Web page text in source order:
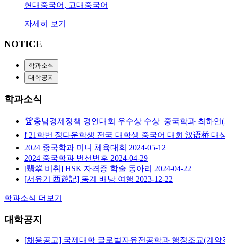
현대중국어, 고대중국어
자세히 보기
NOTICE
학과소식
대학공지
학과소식
🏆충남경제정책 경연대회 우수상 수상_중국학과 최하연
❗ 21학번 정다운학생 전국 대학생 중국어 대회 汉语桥 대상
2024 중국학과 미니 체육대회 2024-05-12
2024 중국학과 번선번후 2024-04-29
[翡翠 비취] HSK 자격증 학술 동아리 2024-04-22
[서유기 西遊記] 동계 배낭 여행 2023-12-22
학과소식 더보기
대학공지
[채용공고] 국제대학 글로벌자유전공학과 행정조교(계약